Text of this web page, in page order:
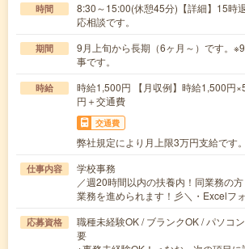
時間
8:30～15:00(休憩45分)【詳細】15時
応相談です。
期間
9月上旬から長期（6ヶ月～）です。
事です。
時給
時給1,500円 【月収例】時給1,500円
円＋交通費
交通費
弊社規定により月上限3万円支給です。
仕事内容
学校事務
／週20時間以内の扶養内！同業務の
業務を進められます！彡＼・Excelフ
応募資格
職種未経験OK / ブランクOK / パソコ
要